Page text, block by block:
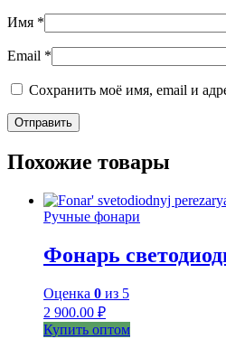
Имя *
Email *
Сохранить моё имя, email и
Похожие товары
Ручные фонари
Фонарь
Оценка 0 из 5
2 900.00 ₽
Купить оптом